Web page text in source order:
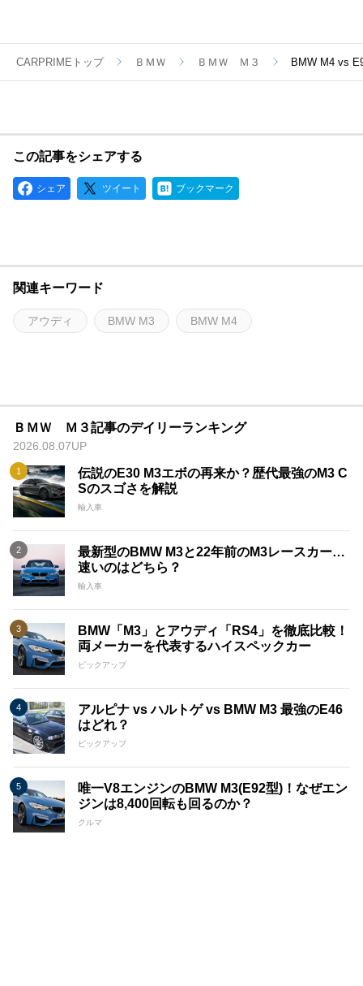
CARPRIMEトップ ＢＭＷ ＢＭＷ Ｍ３ BMW M4 vs
この記事をシェアする
シェア ツイート ブックマーク
関連キーワード
アウディ BMW M3 BMW M4
ＢＭＷ Ｍ３記事のデイリーランキング
2026.08.07UP
伝説のE30 M3エボの再来か？歴代最強のM3 C
Sのスゴさを解説
輸入車
最新型のBMW M3と22年前のM3レースカー…
速いのはどちら？
輸入車
BMW「M3」とアウディ「RS4」を徹底比較！
両メーカーを代表するハイスペックカー
ピックアップ
アルピナ vs ハルトゲ vs BMW M3 最強のE46
はどれ？
ピックアップ
唯一V8エンジンのBMW M3(E92型)！なぜエン
ジンは8,400回転も回るのか？
クルマ